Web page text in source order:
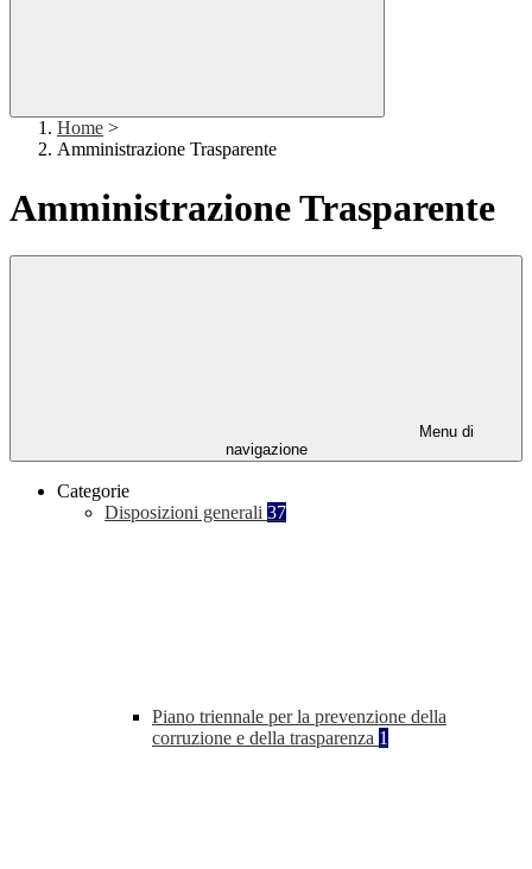
Home >
Amministrazione Trasparente
Amministrazione Trasparente
Menu di
navigazione
Categorie
Disposizioni generali 37
Piano triennale per la prevenzione della
corruzione e della trasparenza 1